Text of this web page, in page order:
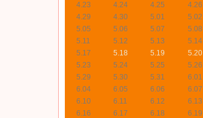
4.23
4.24 4.25 4.26
4.29
4.30 5.01 5.02
5.05
5.06 5.07 5.08
5.11
5.12 5.13 5.14
5.17
5.18 5.19 5.20
5.23
5.24 5.25 5.26
5.29
5.30 5.31 6.01
6.04
6.05 6.06 6.07
6.10
6.11 6.12 6.13
6.16
6.17 6.18 6.19